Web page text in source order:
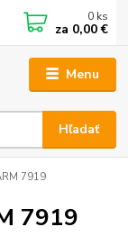
Menu
Hľadať
0 ks
za 0,00 €
7919
7919